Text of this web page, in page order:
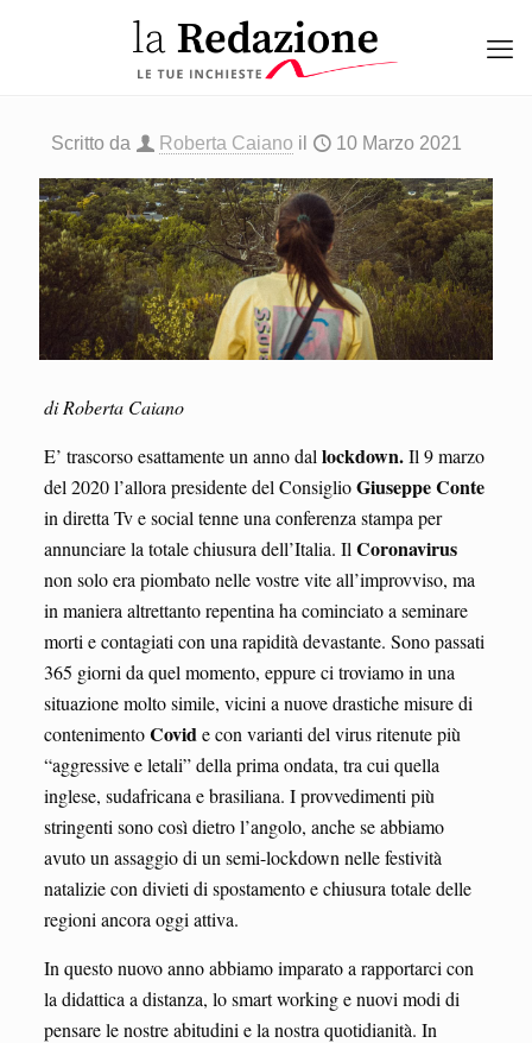
Scritto da Roberta Caiano il 10 Marzo 2021
di Roberta Caiano
E’ trascorso esattamente un anno dallockdown.Il 9 marzo
del 2020 l’allora presidente del ConsiglioGiuseppe Conte
in diretta Tv e social tenne una conferenza stampa per
annunciare la totale chiusura dell’Italia. Il Coronavirus
non solo era piombato nelle vostre vite all’improvviso, ma
in maniera altrettanto repentina ha cominciato a seminare
morti e contagiati con una rapidità devastante. Sono passati
365 giorni da quel momento, eppure ci troviamo in una
situazione molto simile, vicini a nuove drastiche misure di
contenimentoCovide con varianti del virus ritenute più
“aggressive e letali” della prima ondata, tra cui quella
inglese, sudafricana e brasiliana. I provvedimenti più
stringenti sono così dietro l’angolo, anche se abbiamo
avuto un assaggio di un semi-lockdown nelle festività
natalizie con divieti di spostamento e chiusura totale delle
regioni ancora oggi attiva.
In questo nuovo anno abbiamo imparato a rapportarci con
la didattica a distanza, lo smart working e nuovi modi di
pensare le nostre abitudini e la nostra quotidianità. In